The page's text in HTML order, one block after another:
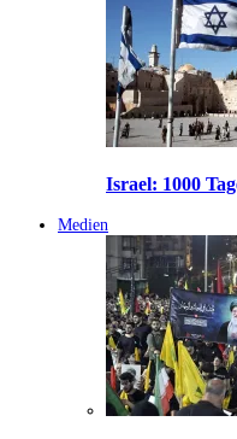
Israel: 1000
Medien